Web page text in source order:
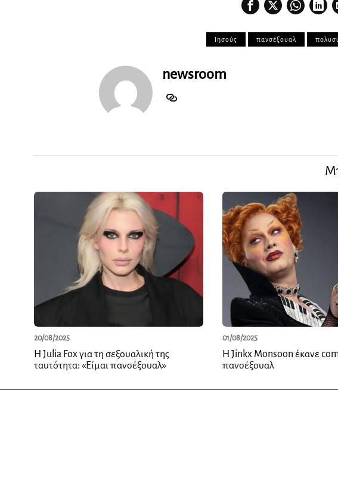
Ιησούς πανσέξουαλ
newsroom
20/08/2025
Η Julia Fox για τη σεξουαλική της
ταυτότητα: «Είμαι πανσέξουαλ»
01/08/2025
Η Jinkx Monsoon έκανε
πανσέξουαλ